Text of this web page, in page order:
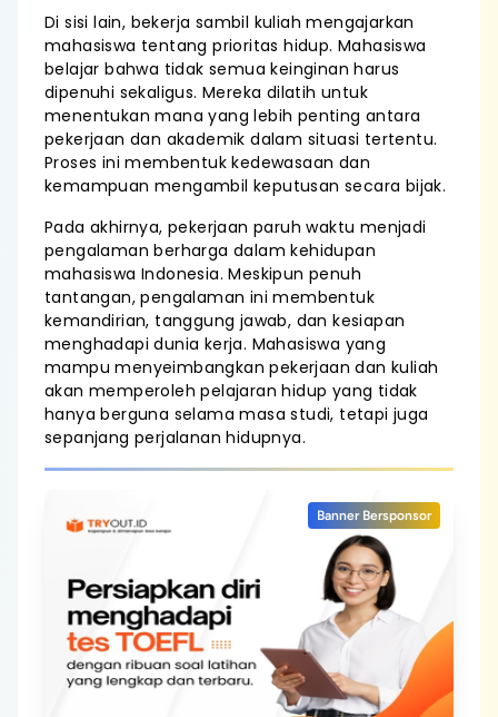
Di sisi lain, bekerja sambil kuliah mengajarkan
mahasiswa tentang prioritas hidup. Mahasiswa
belajar bahwa tidak semua keinginan harus
dipenuhi sekaligus. Mereka dilatih untuk
menentukan mana yang lebih penting antara
pekerjaan dan akademik dalam situasi tertentu.
Proses ini membentuk kedewasaan dan
kemampuan mengambil keputusan secara bijak.
Pada akhirnya, pekerjaan paruh waktu menjadi
pengalaman berharga dalam kehidupan
mahasiswa Indonesia. Meskipun penuh
tantangan, pengalaman ini membentuk
kemandirian, tanggung jawab, dan kesiapan
menghadapi dunia kerja. Mahasiswa yang
mampu menyeimbangkan pekerjaan dan kuliah
akan memperoleh pelajaran hidup yang tidak
hanya berguna selama masa studi, tetapi juga
sepanjang perjalanan hidupnya.
Banner Bersponsor